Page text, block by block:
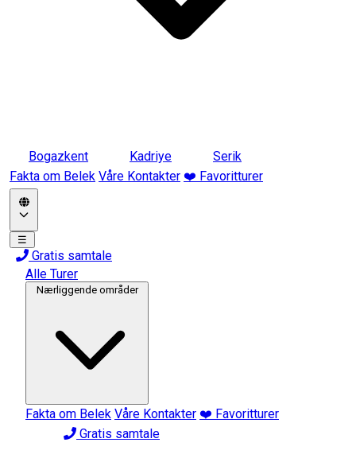
Bogazkent Kadriye
Serik
Fakta om Belek Våre Kontakter ❤️ Favoritturer
☰
Gratis samtale
Alle Turer
Nærliggende områder
Fakta om Belek Våre Kontakter ❤️ Favoritturer
Gratis samtale